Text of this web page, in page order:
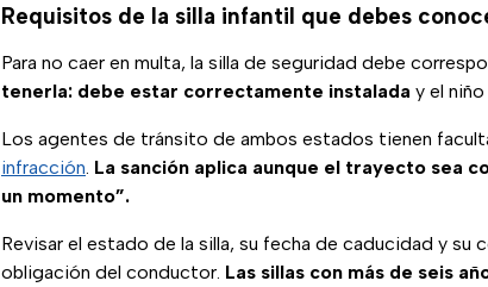
Requisitos de la silla infantil que debes
Para no caer en multa, la silla de seguridad debe
tenerla: debe estar correctamente instalada y el
Los agentes de tránsito de ambos estados tienen
infracción La sanción aplica aunque el trayecto sea
un momento”.
Revisar el estado de la silla, su fecha de caducidad y su
obligación del conductor. Las sillas con más de seis